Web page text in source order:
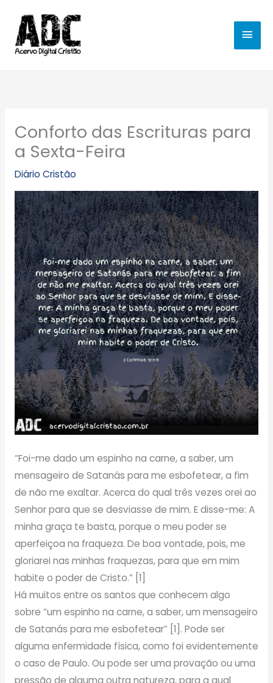
para
conteúdo
Conforto das Escrituras para
a Sexta-Feira
Diário Cristão
“Foi-me dado um espinho na carne, a saber, um
mensageiro de Satanás para me esbofetear, a fim
de não me exaltar. Acerca do qual três vezes orei ao
Senhor para que se desviasse de mim. E disse-me: A
minha graça te basta, porque o meu poder se
aperfeiçoa na fraqueza. De boa vontade, pois, me
gloriarei nas minhas fraquezas, para que em mim
habite o poder de Cristo.” [1]
Há muitos entre os santos que conhecem algo
sobre “um espinho na carne, a saber, um mensageiro
de Satanás para me esbofetear” [1]. Pode ser
alguma enfermidade física, como foi evidentemente
o caso de Paulo. Ou pode ser uma provação ou uma
pressão de alguma outra natureza, para a qual